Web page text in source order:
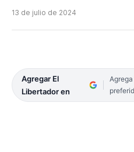
13 de julio de 2024
Agregar El
Libertador en